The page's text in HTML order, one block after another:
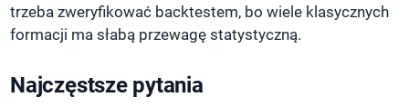
trzeba zweryfikować backtestem, bo wiele klasycznych
formacji ma słabą przewagę statystyczną.
Najczęstsze pytania